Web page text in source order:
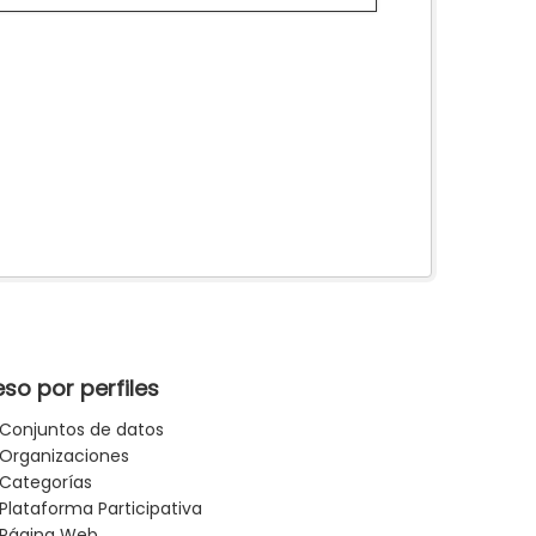
por perfiles
Conjuntos de datos
Organizaciones
Categorías
Plataforma Participativa